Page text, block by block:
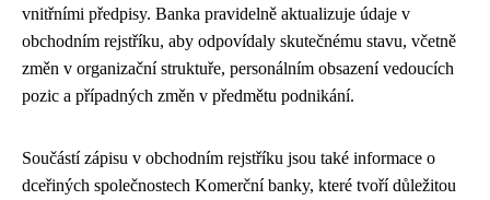
vnitřními předpisy. Banka pravidelně aktualizuje údaje v
obchodním rejstříku, aby odpovídaly skutečnému stavu, včetně
změn v organizační struktuře, personálním obsazení vedoucích
pozic a případných změn v předmětu podnikání.
Součástí zápisu v obchodním rejstříku jsou také informace o
dceřiných společnostech Komerční banky, které tvoří důležitou